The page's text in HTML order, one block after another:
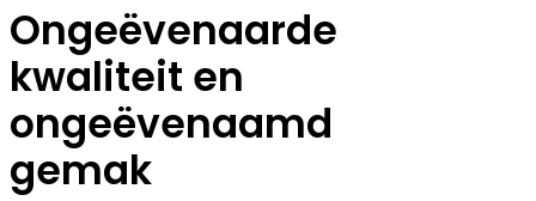
Ongeëvenaarde
kwaliteit en
ongeëvenaamd
gemak